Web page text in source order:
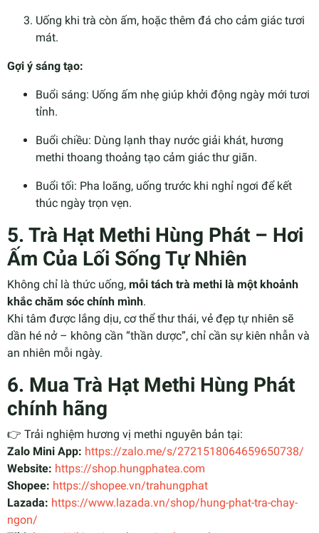
Uống khi trà còn ấm, hoặc thêm đá cho cảm giác tươi
mát.
Gợi ý sáng tạo:
Buổi sáng: Uống ấm nhẹ giúp khởi động ngày mới tươi
tỉnh.
Buổi chiều: Dùng lạnh thay nước giải khát, hương
methi thoang thoảng tạo cảm giác thư giãn.
Buổi tối: Pha loãng, uống trước khi nghỉ ngơi để kết
thúc ngày trọn vẹn.
5. Trà Hạt Methi Hùng Phát – Hơi
Ấm Của Lối Sống Tự Nhiên
Không chỉ là thức uống, mỗi tách trà methi là một khoảnh
khắc chăm sóc chính mình.
Khi tâm được lắng dịu, cơ thể thư thái, vẻ đẹp tự nhiên sẽ
dần hé nở – không cần “thần dược”, chỉ cần sự kiên nhẫn và
an nhiên mỗi ngày.
6. Mua Trà Hạt Methi Hùng Phát
chính hãng
👉 Trải nghiệm hương vị methi nguyên bản tại:
Zalo Mini App: https://zalo.me/s/2721518064659650738/
Website: https://shop.hungphatea.com
Shopee: https://shopee.vn/trahungphat
Lazada: https://www.lazada.vn/shop/hung-phat-tra-chay-
ngon/